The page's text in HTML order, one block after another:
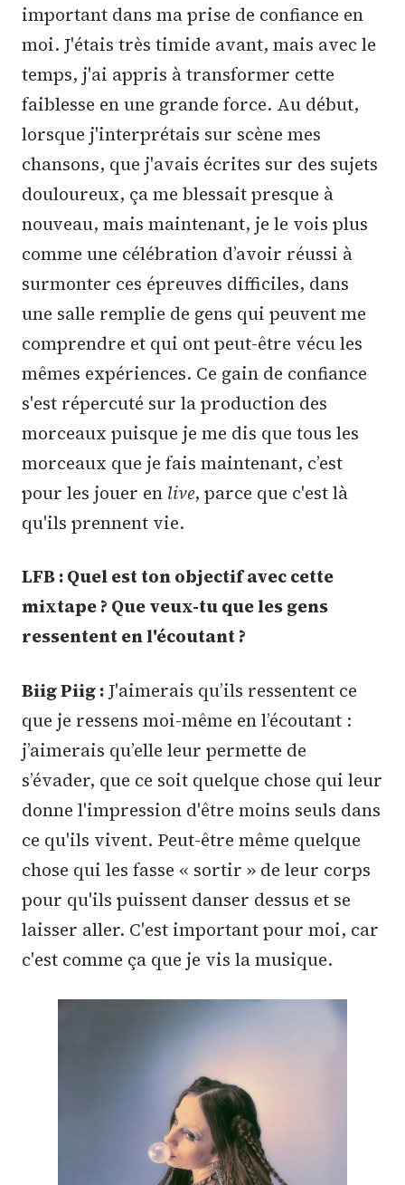
important dans ma prise de confiance en
moi. J'étais très timide avant, mais avec le
temps, j'ai appris à transformer cette
faiblesse en une grande force. Au début,
lorsque j'interprétais sur scène mes
chansons, que j'avais écrites sur des sujets
douloureux, ça me blessait presque à
nouveau, mais maintenant, je le vois plus
comme une célébration d’avoir réussi à
surmonter ces épreuves difficiles, dans
une salle remplie de gens qui peuvent me
comprendre et qui ont peut-être vécu les
mêmes expériences. Ce gain de confiance
s'est répercuté sur la production des
morceaux puisque je me dis que tous les
morceaux que je fais maintenant, c’est
pour les jouer en live, parce que c'est là
qu'ils prennent vie.
LFB : Quel est ton objectif avec cette
mixtape ? Que veux-tu que les gens
ressentent en l'écoutant ?
Biig Piig :J'aimerais qu’ils ressentent ce
que je ressens moi-même en l’écoutant :
j’aimerais qu’elle leur permette de
s’évader, que ce soit quelque chose qui leur
donne l'impression d'être moins seuls dans
ce qu'ils vivent. Peut-être même quelque
chose qui les fasse « sortir » de leur corps
pour qu'ils puissent danser dessus et se
laisser aller. C'est important pour moi, car
c'est comme ça que je vis la musique.